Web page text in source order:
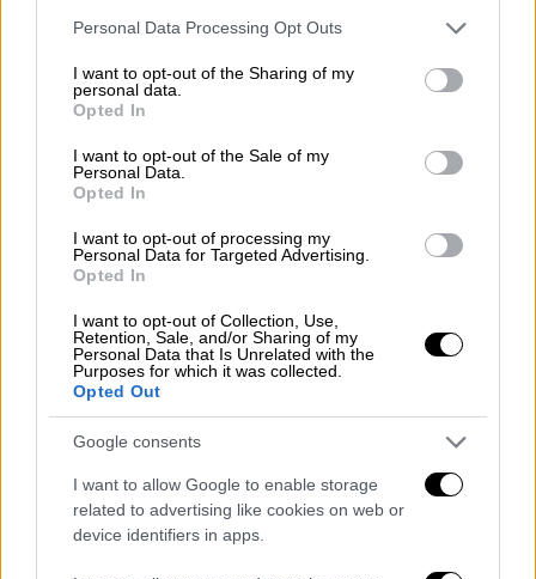
Please note that this website/app uses one or more Google
not limited to your visit or usage behaviour. You may click to
grant or deny consent to Google and its third-party tags to
use your data for below specified purposes in below Google
consent section.
Personal Data Processing Opt Outs
I want to opt-out of the Sharing of my
personal data.
Opted In
I want to opt-out of the Sale of my
Personal Data.
Opted In
I want to opt-out of processing my
Personal Data for Targeted Advertising.
Opted In
I want to opt-out of Collection, Use,
Retention, Sale, and/or Sharing of my
Personal Data that Is Unrelated with the
Purposes for which it was collected.
Opted Out
Google consents
I want to allow Google to enable storage
related to advertising like cookies on web or
device identifiers in apps.
πρόσβαση στο σύστημα εξουσίας, αλλά και
ευκαταφρόνητες) βουλευτικές
αποζημιώσεις
οφέλη, εκτός των άλλων.
View this post on Instagram